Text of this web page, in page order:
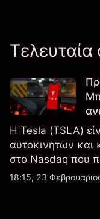
Τελευταία
Η Tesla (TSLA)
αυτοκινήτων και
στο Nasdaq που
απόδοση κερδών,
18:15, 23